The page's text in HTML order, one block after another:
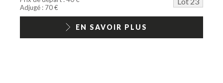
Adjugé : 70 €
EN SAVOIR PLUS